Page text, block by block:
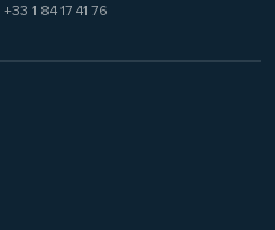
+33 1 84 17 41 76